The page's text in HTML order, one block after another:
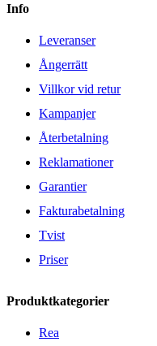
Info
Leveranser
Ångerrätt
Villkor vid retur
Kampanjer
Återbetalning
Reklamationer
Garantier
Fakturabetalning
Tvist
Priser
Produktkategorier
Rea